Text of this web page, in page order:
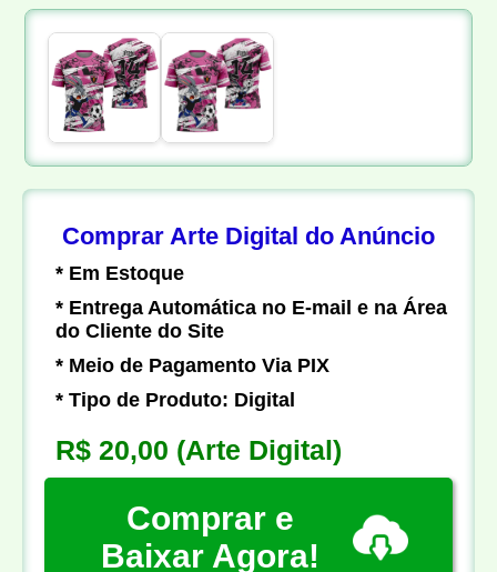
Comprar Arte Digital do Anúncio
* Em Estoque
* Entrega Automática no E-mail e na Área
do Cliente do Site
* Meio de Pagamento Via PIX
* Tipo de Produto: Digital
R$ 20,00 (Arte Digital)
Comprar e
Baixar Agora!